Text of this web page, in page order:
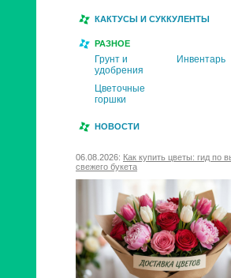
КАКТУСЫ И СУККУЛЕНТЫ
РАЗНОЕ
Грунт и
удобрения
Инвентарь
Цветочные
горшки
НОВОСТИ
06.08.2026: Как купить цветы: гид по
свежего букета